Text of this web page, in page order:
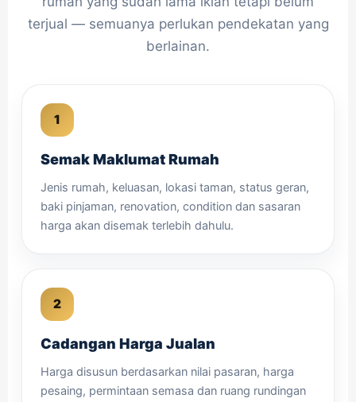
terjual — semuanya perlukan pendekatan yang
berlainan.
Semak Maklumat Rumah
Jenis rumah, keluasan, lokasi taman, status geran,
baki pinjaman, renovation, condition dan sasaran
harga akan disemak terlebih dahulu.
Cadangan Harga Jualan
Harga disusun berdasarkan nilai pasaran, harga
pesaing, permintaan semasa dan ruang rundingan